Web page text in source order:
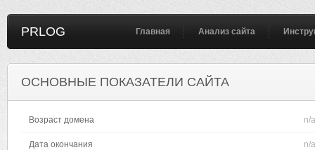
PRLOG Главная Анализ сайта
ОСНОВНЫЕ ПОКАЗАТЕЛИ САЙТА
Возраст домена n/a
Дата окончания n/a